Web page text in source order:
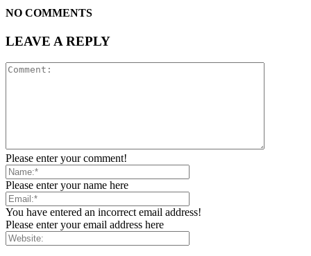
NO COMMENTS
LEAVE A REPLY
Please enter your comment!
Please enter your name here
You have entered an incorrect email address!
Please enter your email address here